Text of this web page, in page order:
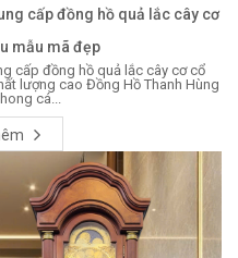
cấp đồng hồ quả lắc cây cơ
mẫu mã đẹp
cấp đồng hồ quả lắc cây cơ cổ
lượng cao Đồng Hồ Thanh Hùng
cá...